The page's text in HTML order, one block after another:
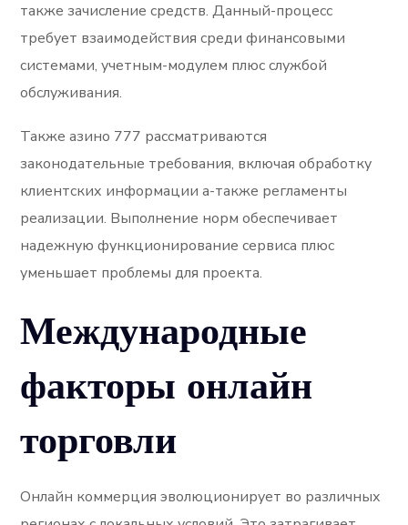
также зачисление средств. Данный-процесс
требует взаимодействия среди финансовыми
системами, учетным-модулем плюс службой
обслуживания.
Также азино 777 рассматриваются
законодательные требования, включая обработку
клиентских информации а-также регламенты
реализации. Выполнение норм обеспечивает
надежную функционирование сервиса плюс
уменьшает проблемы для проекта.
Международные
факторы онлайн
торговли
Онлайн коммерция эволюционирует во различных